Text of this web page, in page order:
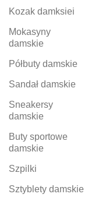
Kozak damksiei
Mokasyny
damskie
Półbuty damskie
Sandał damskie
Sneakersy
damskie
Buty sportowe
damskie
Szpilki
Sztyblety damskie